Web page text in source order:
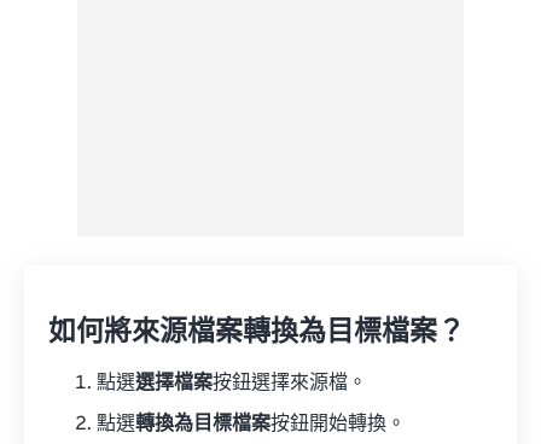
如何將來源檔案轉換為目標檔案？
點選選擇檔案按鈕選擇來源檔。
點選轉換為目標檔案按鈕開始轉換。